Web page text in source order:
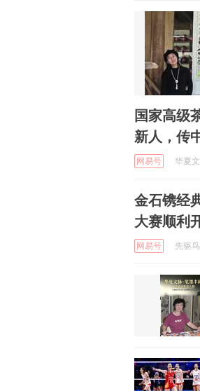
国家高级
新人，传
网易号 华夏
金石镌经
大赛顺利
网易号 先驱